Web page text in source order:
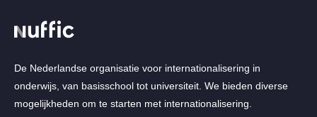
De Nederlandse organisatie voor internationalisering in
onderwijs, van basisschool tot universiteit. We bieden diverse
mogelijkheden om te starten met internationalisering.